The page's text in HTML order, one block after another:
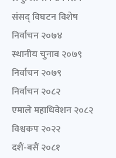
संसद् विघटन विशेष
निर्वाचन २०७४
स्थानीय चुनाव २०७९
निर्वाचन २०७९
निर्वाचन २०८२
एमाले महाधिवेशन २०८२
विश्वकप २०२२
दशैं-बसैं २०८१